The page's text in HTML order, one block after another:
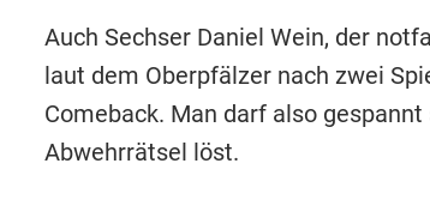
Auch Sechser Daniel Wein, der
laut dem Oberpfälzer nach zwei
Comeback. Man darf also
Abwehrrätsel löst.